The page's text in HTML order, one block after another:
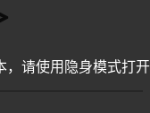
，请使用隐身模式打开